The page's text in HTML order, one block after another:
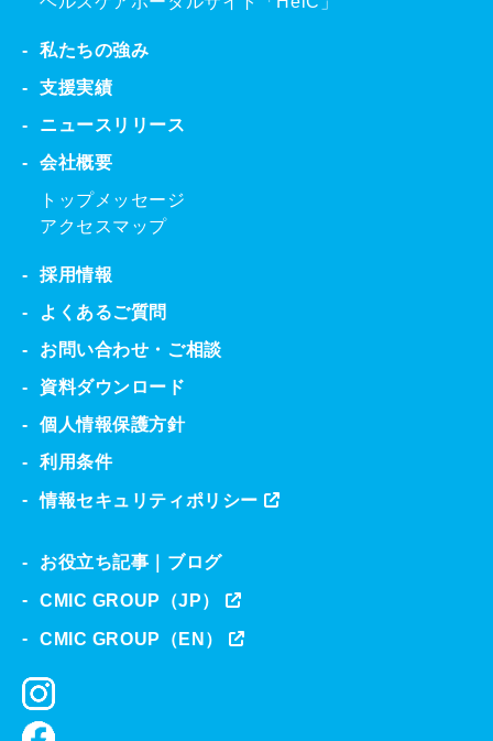
私たちの強み
支援実績
ニュースリリース
会社概要
トップメッセージ
アクセスマップ
採用情報
よくあるご質問
お問い合わせ・ご相談
資料ダウンロード
個人情報保護方針
利用条件
情報セキュリティポリシー
お役立ち記事｜ブログ
CMIC GROUP（JP）
CMIC GROUP（EN）